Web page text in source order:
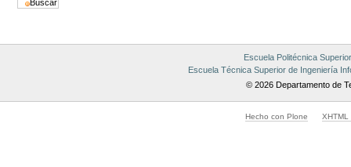
Escuela Politécnica Superior
Escuela Técnica Superior de Ingeniería
© 2026 Departamento de
Hecho con Plone XHTML